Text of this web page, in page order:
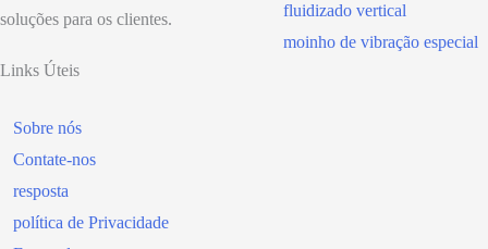
soluções para os clientes.
fluidizado vertical
moinho de vibração especial
Links Úteis
Sobre nós
Contate-nos
resposta
política de Privacidade